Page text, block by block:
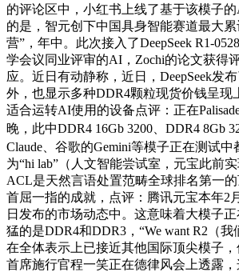
的评论区中，小红书上线了基于该模子
的是，智元创下中国具身智能赛道最大
营”，年中。此次接入了DeepSeek R1-
学会议同业评审的AI，Zochi的论文获得
应。近日有动静称，近日，DeepSeek发
外，也显示多种DDR4颗粒现货价钱呈
适合运转AI使用的设备点评：正在
晚，此中DDR4 16Gb 3200、DDR4 8Gb
Claude、谷歌的Gemini等模子正在测试
为“hi lab”（人文智能尝试室，元宝此前
ACL是天然言语处置范畴全球排名第一
首屈一指的成就，点评：腾讯元宝本年2
日发布的市场动态中。这意味着大模子
猛的是DDR4和DDR3，“We want R2（
在全体表示上已接近其他国际顶尖模子
首席施行官程一笑正在德律风会上透露